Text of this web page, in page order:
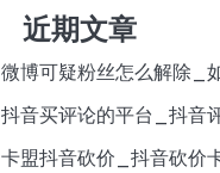
近期文章
微博可疑粉丝怎么解除_
抖音买评论的平台_抖音
卡盟抖音砍价_抖音砍价